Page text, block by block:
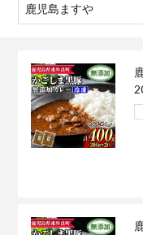
鹿児島ますや